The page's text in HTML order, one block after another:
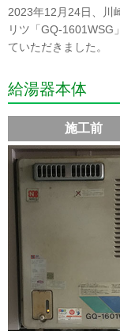
2023年12月24日、川
リツ「GQ-1601WSG
ていただきました。
給湯器本体
施工前